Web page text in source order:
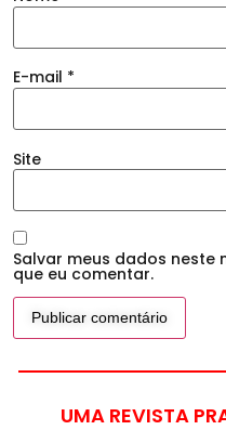
E-mail *
Site
Salvar meus dados neste
que eu comentar.
UMA REVISTA